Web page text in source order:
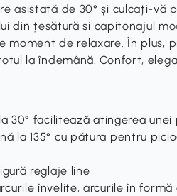
asistată de 30° și culcați-vă
din țesătură și capitonajul
moment de relaxare. În plus,
la îndemână. Confort,
30° facilitează atingerea
la 135° cu pătura pentru
reglaje line
învelite, arcurile în formă